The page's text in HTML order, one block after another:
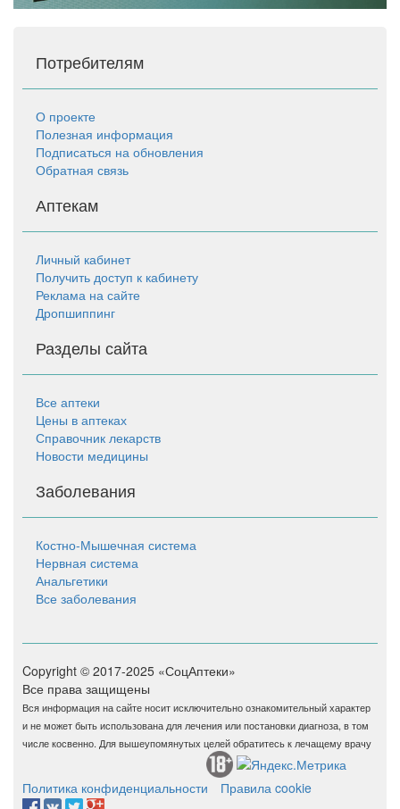
Потребителям
О проекте
Полезная информация
Подписаться на обновления
Обратная связь
Аптекам
Личный кабинет
Получить доступ к кабинету
Реклама на сайте
Дропшиппинг
Разделы сайта
Все аптеки
Цены в аптеках
Справочник лекарств
Новости медицины
Заболевания
Костно-Мышечная система
Нервная система
Анальгетики
Все заболевания
Copyright © 2017-2025 «СоцАптеки»
Все права защищены
Вся информация на сайте носит исключительно ознакомительный характер
и не может быть использована для лечения или постановки диагноза, в том
числе косвенно. Для вышеупомянутых целей обратитесь к лечащему врачу
Политика конфиденциальности Правила cookie